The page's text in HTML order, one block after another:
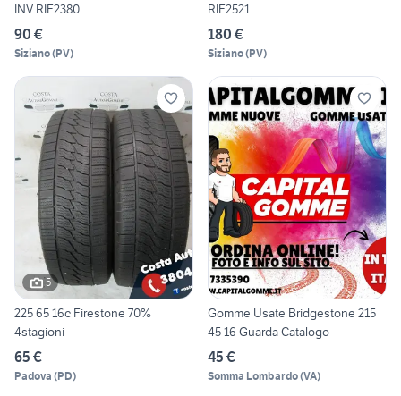
INV RIF2380
90 €
Siziano(PV)
RIF2521
180 €
Siziano(PV)
5
225 65 16c Firestone 70%
4stagioni
65 €
Padova (PD)
Gomme Usate Bridgestone 215
45 16 Guarda Catalogo
45 €
Somma Lombardo(VA)